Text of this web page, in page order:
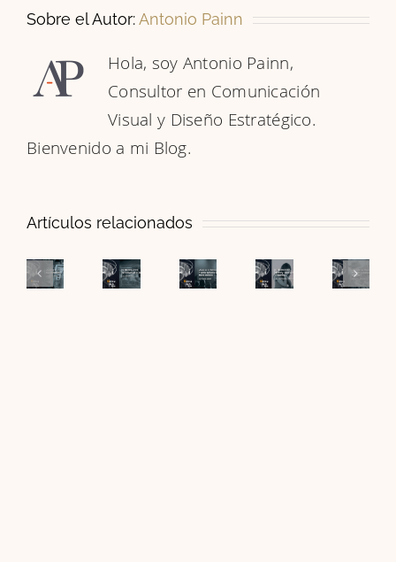
Sobre el Autor:Antonio Painn
Hola, soy Antonio Painn,
Consultor en Comunicación
Visual y Diseño Estratégico.
Bienvenido a mi Blog.
Artículos relacionados